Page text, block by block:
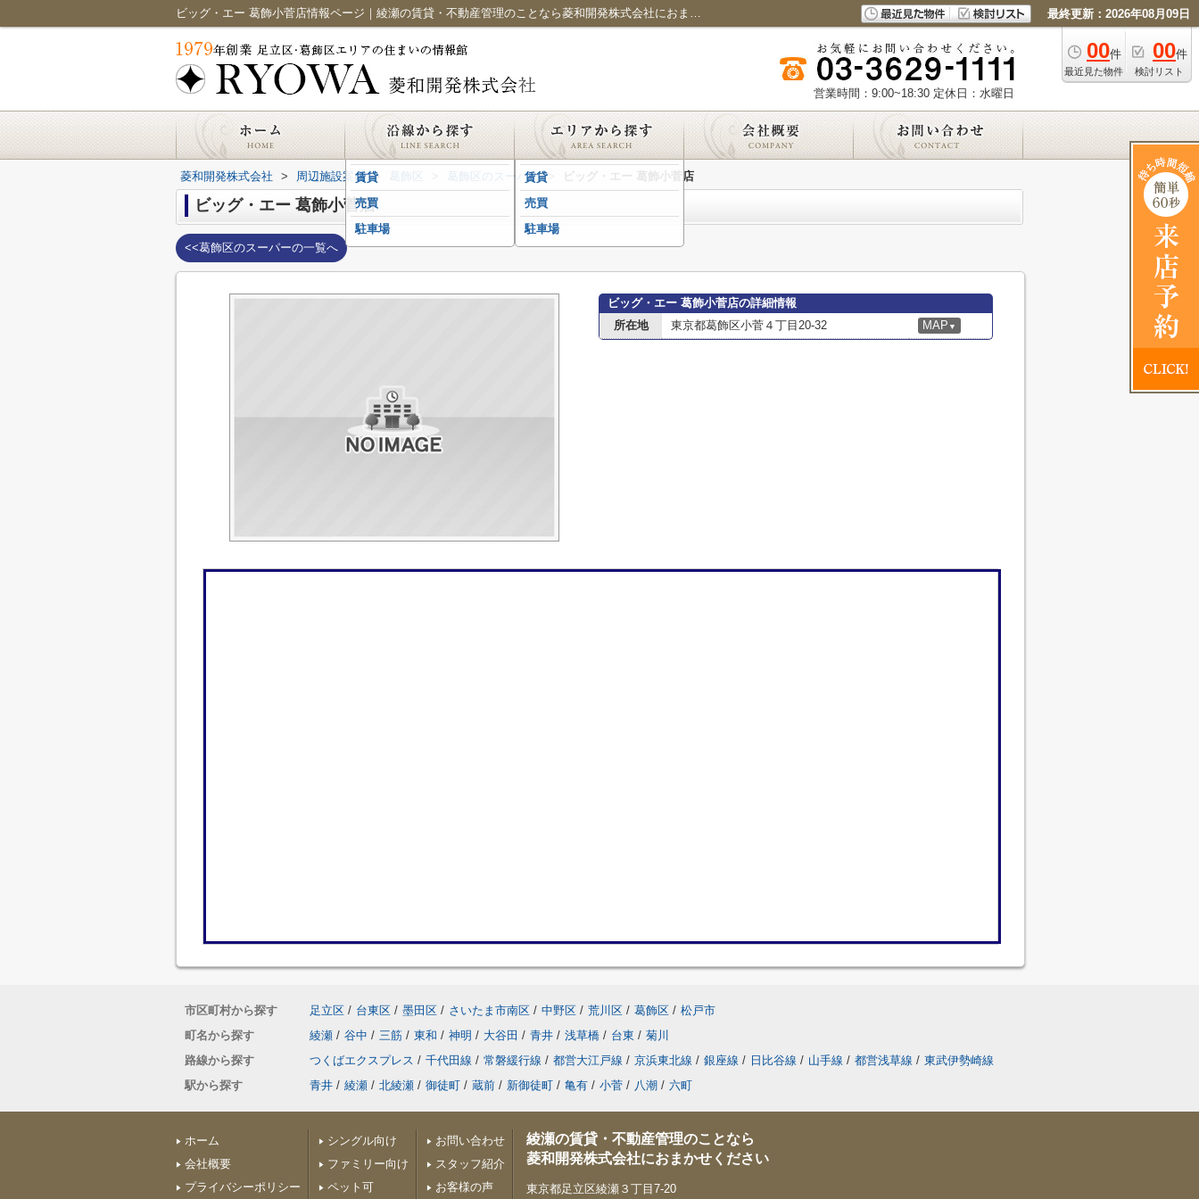
ビッグ・エー 葛飾小菅店情報ページ｜綾瀬の賃貸・不動産管理のことなら菱和開発株式会社におまかせください 最終更新：2026年08月09日
00件
最近見た物件
00件
検討リスト
営業時間：9:00~18:30 定休日：水曜日
賃貸
売買
駐車場
賃貸
売買
駐車場
菱和開発株式会社 > 周辺施設案内 > 葛飾区 葛飾区のスーパー ビッグ・エー 葛飾小菅店
ビッグ・エー 葛飾小菅店
<<葛飾区のスーパーの一覧へ
ビッグ・エー 葛飾小菅店の詳細情報
所在地
東京都葛飾区小菅４丁目20-32 MAP ▼
市区町村から探す 足立区 / 台東区 / 墨田区 / さいたま市南区 / 中野区 / 荒川区 / 葛飾区 / 松戸市
町名から探す
綾瀬 / 谷中 / 三筋 / 東和 / 神明 / 大谷田 / 青井 / 浅草橋 / 台東 / 菊川
路線から探す
つくばエクスプレス / 千代田線 / 常磐緩行線 / 都営大江戸線 / 京浜東北線 / 銀座線 / 日比谷線 / 山手線 / 都営浅草線 / 東武伊勢崎線
駅から探す
青井 / 綾瀬 / 北綾瀬 / 御徒町 / 蔵前 / 新御徒町 / 亀有 / 小菅 / 八潮 / 六町
ホーム
会社概要
プライバシーポリシー
シングル向け
ファミリー向け
ペット可
お問い合わせ
スタッフ紹介
お客様の声
綾瀬の賃貸・不動産管理のことなら
菱和開発株式会社におまかせください
東京都足立区綾瀬３丁目7-20